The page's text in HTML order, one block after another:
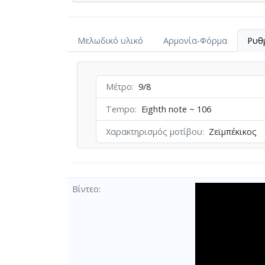
Μελωδικό υλικό Αρμονία-Φόρμα
Μέτρο
9/8
Tempo
Eighth note ~ 106
Χαρακτηρισμός μοτίβου
Ζεϊμπέκικος
Βίντεο